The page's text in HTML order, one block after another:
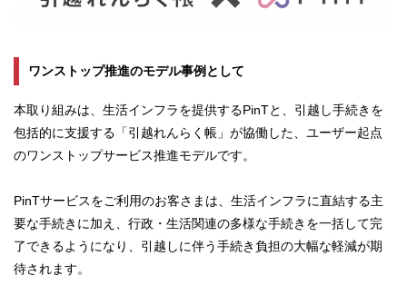
ワンストップ推進のモデル事例として
本取り組みは、生活インフラを提供するPinTと、引越し手続きを
包括的に支援する「引越れんらく帳」が協働した、ユーザー起点
のワンストップサービス推進モデルです。
PinTサービスをご利用のお客さまは、生活インフラに直結する主
要な手続きに加え、行政・生活関連の多様な手続きを一括して完
了できるようになり、引越しに伴う手続き負担の大幅な軽減が期
待されます。